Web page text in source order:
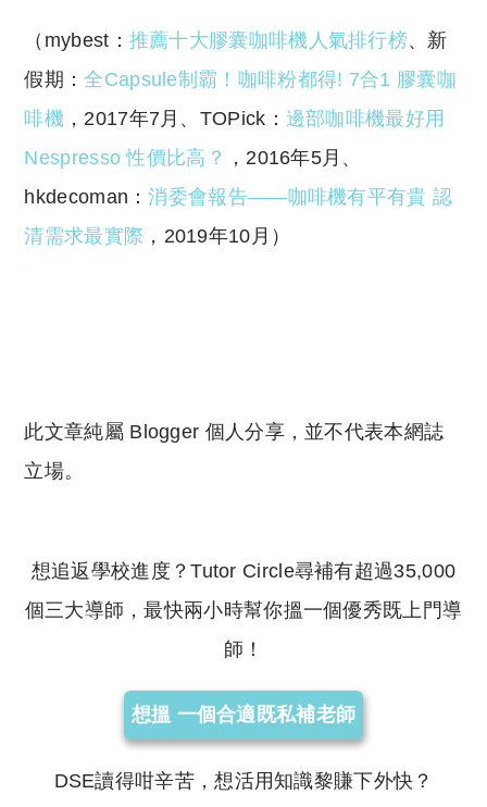
（mybest： 推薦十大膠囊咖啡機人氣排行榜、新
假期：全Capsule制霸！咖啡粉都得! 7合1 膠囊咖
啡機 ，2017年7月、TOPick： 邊部咖啡機最好用
Nespresso性價比高？
，2016年5月、
hkdecoman：消委會報告——咖啡機有平有貴 認
清需求最實際 ，2019年10月）
此文章純屬 Blogger 個人分享，並不代表本網誌
立場。
想追返學校進度？Tutor Circle尋補有超過35,000
個三大導師，最快兩小時幫你搵一個優秀既上門導
師！
想搵 一個合適既私補老師
DSE讀得咁辛苦，想活用知識黎賺下外快？